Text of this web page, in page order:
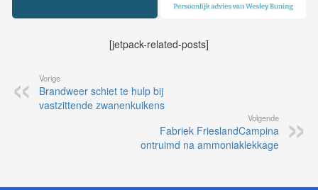
[jetpack-related-posts]
Vorige
Brandweer schiet te hulp bij
vastzittende zwanenkuikens
Volgende
Fabriek FrieslandCampina
ontruimd na ammoniaklekkage